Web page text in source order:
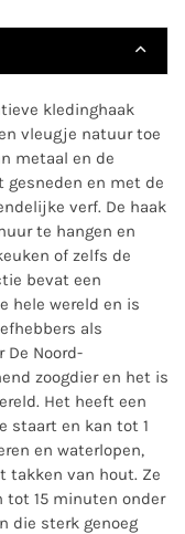
kledinghaak
vleugje natuur toe
metaal en de
en met de
verf. De haak
te hangen en
of zelfs de
bevat een
hele wereld en is
als
De Noord-
zoogdier en het is
Het heeft een
staart en kan tot 1
en waterlopen,
takken van hout. Ze
15 minuten onder
die sterk genoeg